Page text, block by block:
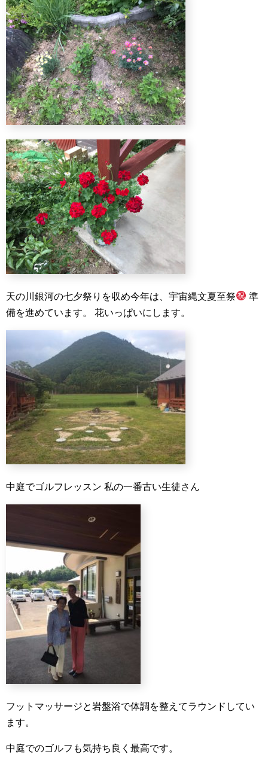
天の川銀河の七夕祭りを収め今年は、宇宙縄文夏至祭
準
備を進めています。
花いっぱいにします。
中庭でゴルフレッスン 私の一番古い生徒さん
フットマッサージと岩盤浴で体調を整えてラウンドしてい
ます。
中庭でのゴルフも気持ち良く最高です。